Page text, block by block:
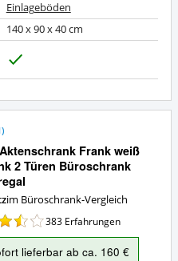
Einlageböden
140 x 90 x 40 cm
a
Frank weiß
2 Türen Büroschrank
)
im Büroschrank-Vergleich
383 Erfahrungen
lieferbar ab ca. 160 €